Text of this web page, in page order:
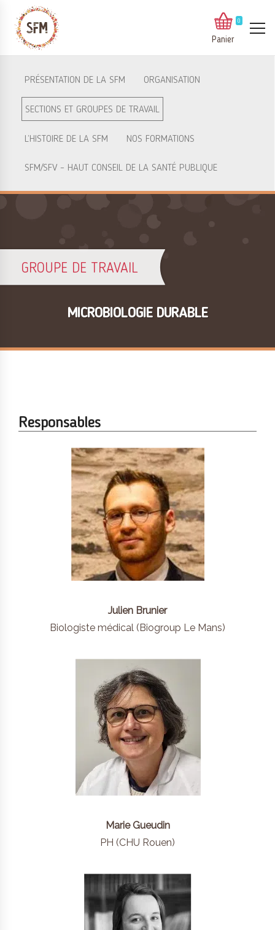
0
Panier
PRÉSENTATION DE LA SFM ORGANISATION
SECTIONS ET GROUPES DE TRAVAIL
L’HISTOIRE DE LA SFM NOS FORMATIONS
SFM/SFV – HAUT CONSEIL DE LA SANTÉ PUBLIQUE
GROUPE DE TRAVAIL
MICROBIOLOGIE DURABLE
Responsables
Julien Brunier
Biologiste médical (Biogroup Le Mans)
Marie Gueudin
PH (CHU Rouen)